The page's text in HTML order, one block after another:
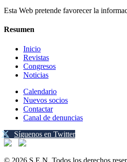
Esta Web pretende favorecer la
Resumen
Inicio
Revistas
Congresos
Noticias
Calendario
Nuevos socios
Contactar
Canal de denuncias
Síguenos en Twitter
© 2026 S.E.N. Todos los derechos